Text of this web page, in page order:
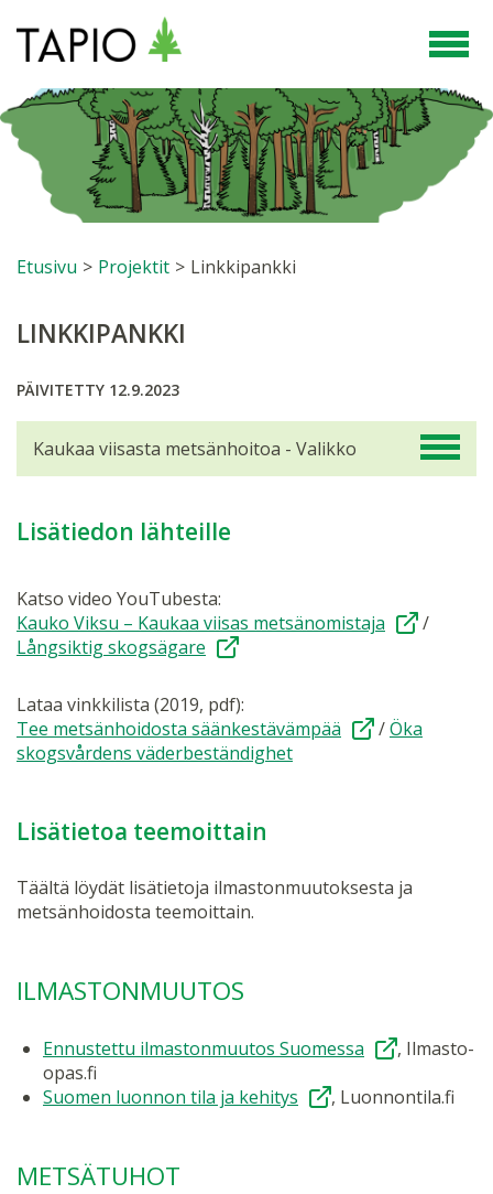
Etusivu > Projektit > Linkkipankki
LINKKIPANKKI
PÄIVITETTY 12.9.2023
Lisätiedon lähteille
Katso video YouTubesta:
Kauko Viksu – Kaukaa viisas metsänomistaja
/
Långsiktig skogsägare
Lataa vinkkilista (2019, pdf):
Tee metsänhoidosta säänkestävämpää
/Öka
skogsvårdens väderbeständighet
Lisätietoa teemoittain
Täältä löydät lisätietoja ilmastonmuutoksesta ja
metsänhoidosta teemoittain.
ILMASTONMUUTOS
Ennustettu ilmastonmuutos Suomessa
, Ilmasto-
opas.fi
Suomen luonnon tila ja kehitys
, Luonnontila.fi
METSÄTUHOT
Kaukaa viisasta metsänhoitoa - Valikko